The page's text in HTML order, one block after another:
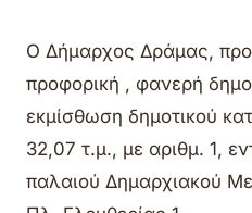
Ο Δήμαρχος Δράμας,
προφορική , φανερή
εκμίσθωση δημοτικού
32,07 τ.μ., με αριθμ. 1,
παλαιού Δημαρχιακού